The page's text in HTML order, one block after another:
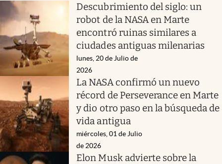
Descubrimiento del siglo: un
robot de la NASA en Marte
encontró ruinas similares a
ciudades antiguas milenarias
lunes, 20 de Julio de
2026
La NASA confirmó un nuevo
récord de Perseverance en Marte
y dio otro paso en la búsqueda de
vida antigua
miércoles, 01 de Julio
de 2026
Elon Musk advierte sobre la